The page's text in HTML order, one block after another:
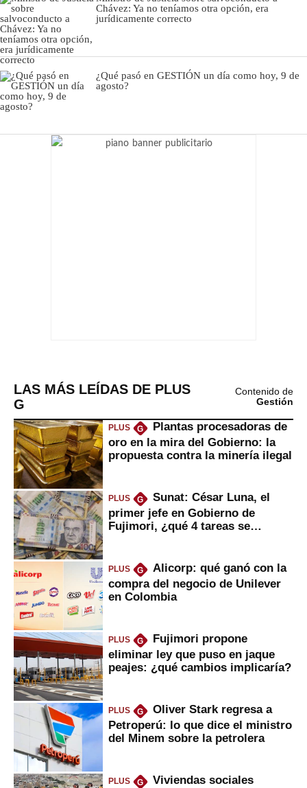
Chávez: Ya no teníamos otra opción, era
jurídicamente correcto
¿Qué pasó en GESTIÓN un día como hoy, 9 de
agosto?
LAS MÁS LEÍDAS DE PLUS
G
Contenido de
Gestión
PLUS G
Plantas procesadoras de
oro en la mira del Gobierno: la
propuesta contra la minería ilegal
PLUS G
Sunat: César Luna, el
primer jefe en Gobierno de
Fujimori, ¿qué 4 tareas se
PLUS G
Alicorp: qué ganó con la
compra del negocio de Unilever
en Colombia
PLUS G
Fujimori propone
eliminar ley que puso en jaque
peajes: ¿qué cambios implicaría?
PLUS G
Oliver Stark regresa a
Petroperú: lo que dice el ministro
del Minem sobre la petrolera
PLUS G
Viviendas sociales